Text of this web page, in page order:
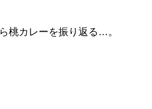
桃カレーを振り返る…。